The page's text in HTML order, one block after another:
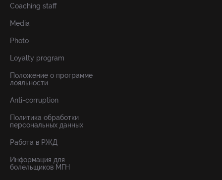
Coaching staff
Media
Photo
Loyalty program
Положение о программе
лояльности
Anti-corruption
Политика обработки
персональных данных
Работа в РЖД
Информация для
болельщиков МГН